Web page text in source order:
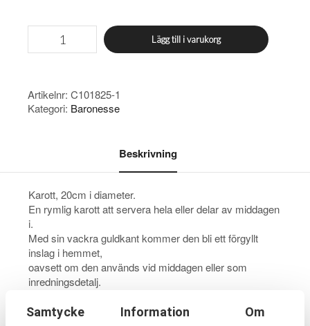
Samtycke Information Om
128,00 kr.
Baronesse
Lägg till i varukorg
Artikelnr: C101825-1
Kategori: Baronesse
Beskrivning
Karott, 20cm i diameter.
En rymlig karott att servera hela eller delar av middagen
i.
Med sin vackra guldkant kommer den bli ett förgyllt
inslag i hemmet,
oavsett om den används vid middagen eller som
inredningsdetalj.
av de andra produkterna ur samma serie vid dukning.